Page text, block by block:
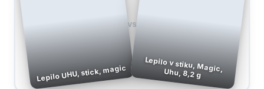
Lepilo UHU, stick, magic
VS
Lepilo v stiku, Magic,
Uhu, 8,2 g